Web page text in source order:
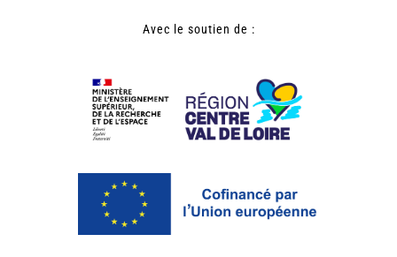
Avec le soutien de :